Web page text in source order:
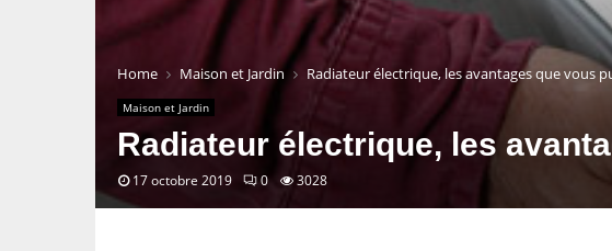
Home Maison et Jardin Radiateur électrique, les avantages que vous
Maison et Jardin
Radiateur électrique, les
17 octobre 2019 0 3028